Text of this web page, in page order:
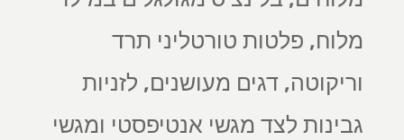
מלוח, פלטות טורטליני תרד
וריקוטה, דגים מעושנים, לזניות
גבינות לצד מגשי אנטיפסטי ומגשי